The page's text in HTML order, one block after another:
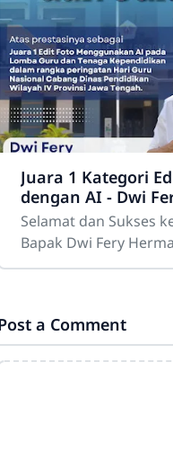
Juara 1 Kategori
dengan AI - Dwi
Hermawan, S. Pd.
Selamat dan Sukses
Bapak Dwi Fery
terpilih sebagai Juara
a Comment